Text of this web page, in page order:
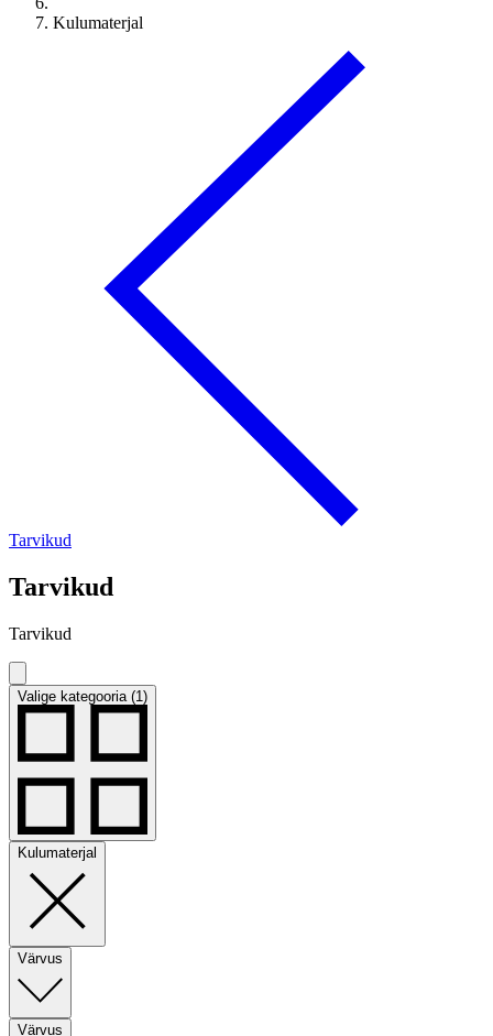
Kulumaterjal
Tarvikud
Tarvikud
Tarvikud
Valige kategooria (1)
Kulumaterjal
Värvus
Värvus